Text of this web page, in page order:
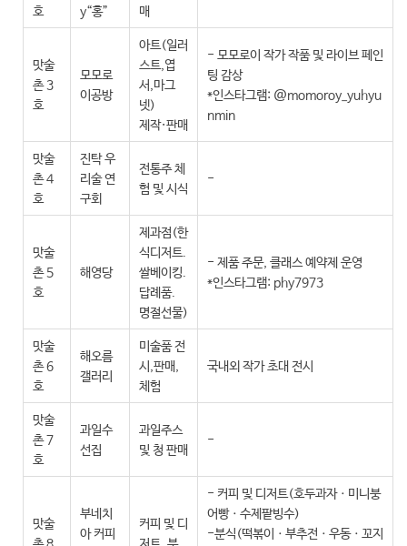
호
y“홍”
매
맛술
촌 3
호
모모로
이공방
아트(일러
스트,엽
서,마그
넷)
제작·판매
- 모모로이 작가 작품 및 라이브 페인
팅 감상
*인스타그램: @momoroy_yuhyu
nmin
맛술
촌 4
호
진탁 우
리술 연
구회
전통주 체
험 및 시식
-
맛술
촌 5
호
해영당
제과점(한
식디저트.
쌀베이킹.
답례품.
명절선물)
- 제품 주문, 클래스 예약제 운영
*인스타그램: phy7973
맛술
촌 6
호
해오름
갤러리
미술품 전
시,판매,
체험
국내외 작가 초대 전시
맛술
촌 7
호
과일수
선집
과일주스
및 청 판매
-
맛술
부네치
아 커피
커피 및 디
- 커피 및 디저트(호두과자ㆍ미니붕
어빵ㆍ수제팥빙수)
-분식(떡볶이ㆍ부추전ㆍ우동ㆍ꼬지